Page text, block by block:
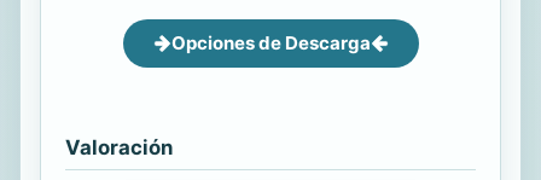
Opciones de Descarga
Valoración